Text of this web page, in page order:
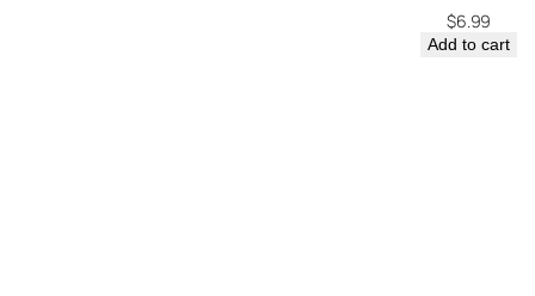
$6.99
Add to cart